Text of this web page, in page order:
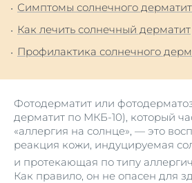
Симптомы солнечного
Как лечить солнечный дерматит
Профилактика солнечного
Фотодерматит или
дерматит по МКБ-10), который
«аллергия на солнце», — это
реакция кожи, индуцируемая
и протекающая по типу
Как правило, он не опасен для